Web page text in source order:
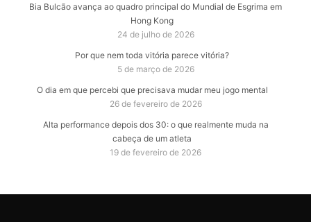
Bia Bulcão avança ao quadro principal do Mundial de Esgrima em
Hong Kong
24 de julho de 2026
Por que nem toda vitória parece vitória?
5 de março de 2026
O dia em que percebi que precisava mudar meu jogo mental
26 de fevereiro de 2026
Alta performance depois dos 30: o que realmente muda na
cabeça de um atleta
19 de fevereiro de 2026